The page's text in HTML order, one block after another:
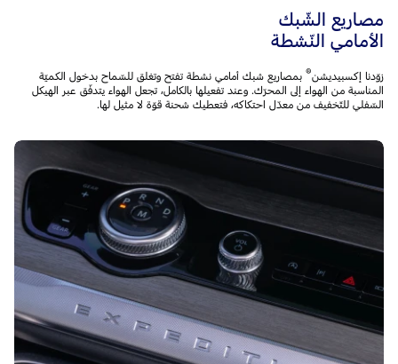
مصاريع الشّبك
الأمامي النّشطة
زوّدنا إكسبيديشن® بمصاريع شبك أمامي نشطة تفتح وتغلق للسّماح بدخول الكميّة
المناسبة من الهواء إلى المحرّك. وعند تفعيلها بالكامل، تجعل الهواء يتدفّق عبر الهيكل
السّفلي للتّخفيف من معدّل احتكاكه، فتعطيك شحنة قوّة لا مثيل لها.